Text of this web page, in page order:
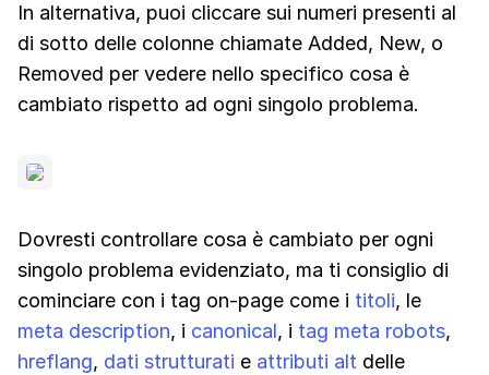
In alternativa, puoi cliccare sui numeri presenti al
di sotto delle colonne chiamate Added, New, o
Removed per vedere nello specifico cosa è
cambiato rispetto ad ogni singolo problema.
Dovresti controllare cosa è cambiato per ogni
singolo problema evidenziato, ma ti consiglio di
cominciare con i tag on-page come i titoli, le
meta description, i canonical, i tag meta robots,
hreflang, dati strutturati e attributi alt delle